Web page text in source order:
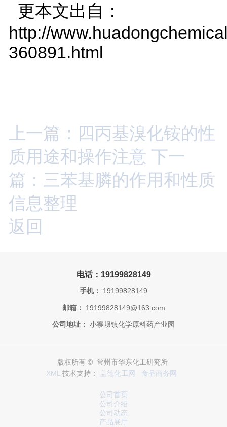
更本文出自：
http://
360891.html
上一篇：四丙基溴化铵的性
质用途和操作注意 下一
篇：三苯基膦的作用和性质
信息整理
返回
电话：19199828149
手机： 19199828149
邮箱： 19199828149@163.com
公司地址： 小寨坝镇化学原料药产业园
版权所有 © 常州市华东化工研究所
XML 技术支持： 盖德化工网 食品商务网
公司首页
公司介绍
公司动态
产品展厅